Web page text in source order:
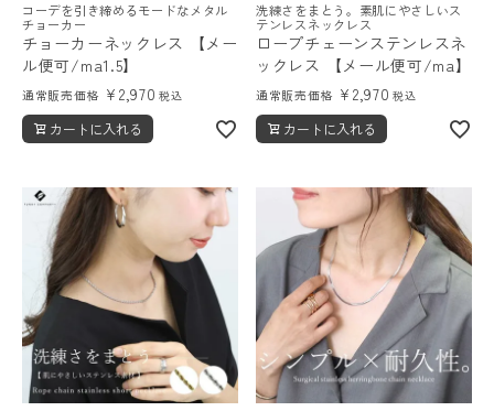
コーデを引き締めるモードなメタル
チョーカー
チョーカーネックレス 【メー
ル便可/ma1.5】
通常販売価格 ¥ 2,970 税込
カートに入れる
洗練さをまとう。素肌にやさしいス
テンレスネックレス
ロープチェーンステンレスネ
ックレス 【メール便可/ma】
通常販売価格 ¥ 2,970 税込
カートに入れる